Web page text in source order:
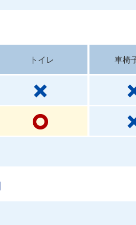
トイレ 車椅